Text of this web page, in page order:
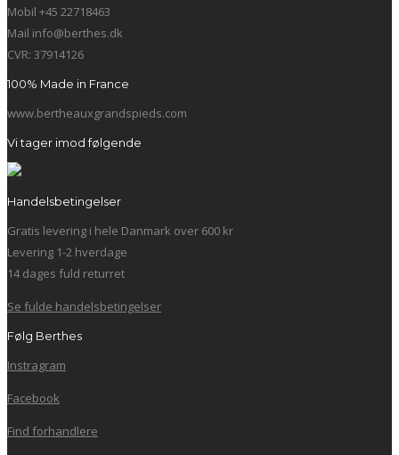
Mobil +45 22718463
Mail info@berthes.dk
CVR: 37914126
100% Made in France
www.bertheauxgrandspieds.com
Vi tager imod følgende
Handelsbetingelser
Gratis levering i hele Danmark over 600 kr
Levering 1-2 hverdage
14 dages fuld returret
Se fulde handelsbetingelser
Følg Berthes
Instragram
Facebook
Find forhandlere